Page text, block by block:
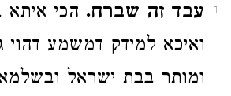
1 עבד זה שברח. הכי איתא
ואיכא למידק דמשמע דהוי
ומותר בבת ישראל